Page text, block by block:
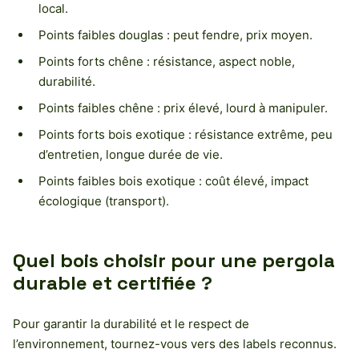
local.
Points faibles douglas : peut fendre, prix moyen.
Points forts chêne : résistance, aspect noble,
durabilité.
Points faibles chêne : prix élevé, lourd à manipuler.
Points forts bois exotique : résistance extrême, peu
d’entretien, longue durée de vie.
Points faibles bois exotique : coût élevé, impact
écologique (transport).
Quel bois choisir pour une pergola
durable et certifiée ?
Pour garantir la durabilité et le respect de
l’environnement, tournez-vous vers des labels reconnus.